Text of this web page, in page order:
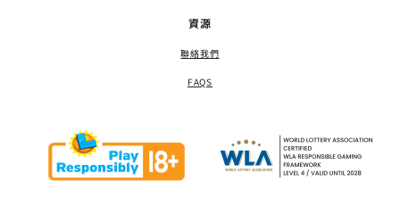
資源
聯絡我們
FAQS